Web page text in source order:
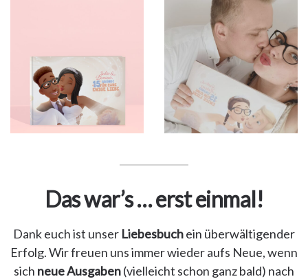
Das war’s … erst einmal!
Dank euch ist unser Liebesbuchein überwältigender
Erfolg. Wir freuen uns immer wieder aufs Neue, wenn
sich neue Ausgaben(vielleicht schon ganz bald) nach